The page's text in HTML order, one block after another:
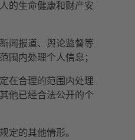
的生命健康和财产安
闻报道、舆论监督等
围内处理个人信息；
在合理的范围内处理
他已经合法公开的个
定的其他情形。